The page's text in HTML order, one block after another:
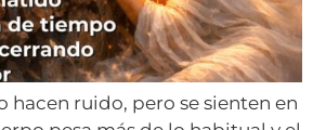
hacen ruido, pero se sienten en